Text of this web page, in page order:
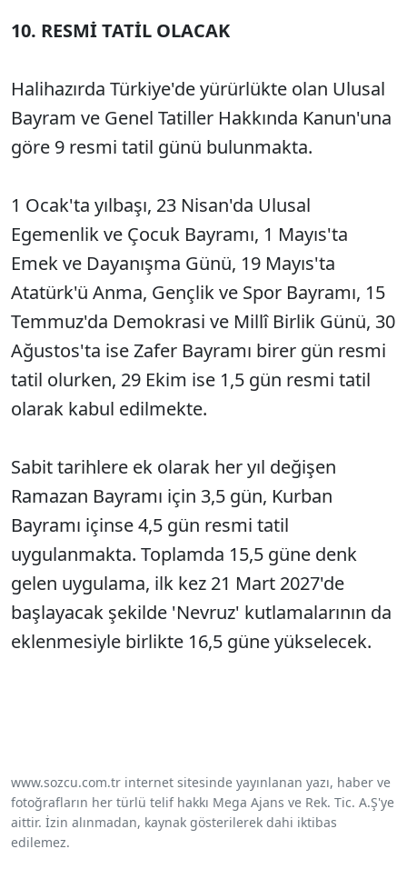
10. RESMİ TATİL OLACAK
Halihazırda Türkiye'de yürürlükte olan Ulusal
Bayram ve Genel Tatiller Hakkında Kanun'una
göre 9 resmi tatil günü bulunmakta.
1 Ocak'ta yılbaşı, 23 Nisan'da Ulusal
Egemenlik ve Çocuk Bayramı, 1 Mayıs'ta
Emek ve Dayanışma Günü, 19 Mayıs'ta
Atatürk'ü Anma, Gençlik ve Spor Bayramı, 15
Temmuz'da Demokrasi ve Millî Birlik Günü, 30
Ağustos'ta ise Zafer Bayramı birer gün resmi
tatil olurken, 29 Ekim ise 1,5 gün resmi tatil
olarak kabul edilmekte.
Sabit tarihlere ek olarak her yıl değişen
Ramazan Bayramı için 3,5 gün, Kurban
Bayramı içinse 4,5 gün resmi tatil
uygulanmakta. Toplamda 15,5 güne denk
gelen uygulama, ilk kez 21 Mart 2027'de
başlayacak şekilde 'Nevruz' kutlamalarının da
eklenmesiyle birlikte 16,5 güne yükselecek.
www.sozcu.com.tr internet sitesinde yayınlanan yazı, haber ve
fotoğrafların her türlü telif hakkı Mega Ajans ve Rek. Tic. A.Ş'ye
aittir. İzin alınmadan, kaynak gösterilerek dahi iktibas
edilemez.